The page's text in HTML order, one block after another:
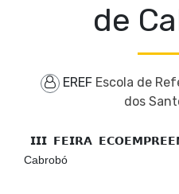
de
EREF Escola de
dos
𝗜𝗜𝗜 𝗙𝗘𝗜𝗥𝗔
Cabrobó